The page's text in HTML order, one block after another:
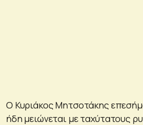
Ο Κυριάκος Μητσοτάκης
ήδη μειώνεται με ταχύτατους